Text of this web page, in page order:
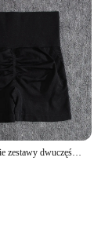
to your
Solidne damskie zestawy dwuczęściowe brzoskwiniowe pośladki spodenki damskie Trackuists zestaw gimnastyczny Halter szorty Fitness Push Up biustonosz lato